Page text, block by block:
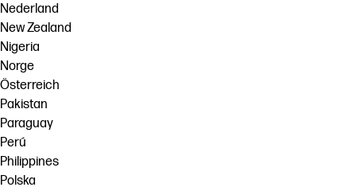
Nederland
New Zealand
Nigeria
Norge
Österreich
Pakistan
Paraguay
Perú
Philippines
Polska